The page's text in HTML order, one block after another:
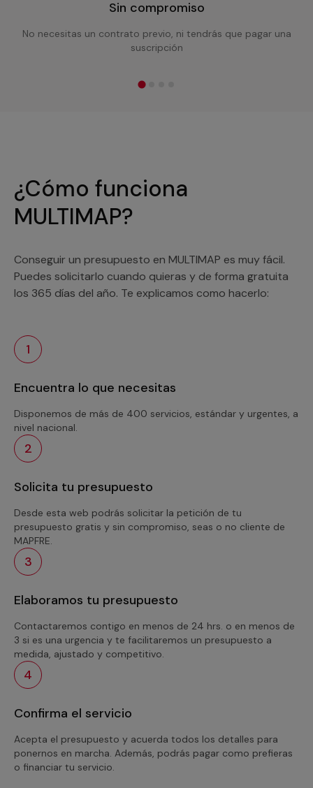
Sin compromiso
No necesitas un contrato previo, ni tendrás que pagar una
suscripción
¿Cómo funciona
MULTIMAP?
Conseguir un presupuesto en MULTIMAP es muy fácil.
Puedes solicitarlo cuando quieras y de forma gratuita
los 365 días del año. Te explicamos como hacerlo:
1
Encuentra lo que necesitas
Disponemos de más de 400 servicios, estándar y urgentes, a
nivel nacional.
2
Solicita tu presupuesto
Desde esta web podrás solicitar la petición de tu
presupuesto gratis y sin compromiso, seas o no cliente de
MAPFRE.
3
Elaboramos tu presupuesto
Contactaremos contigo en menos de 24 hrs. o en menos de
3 si es una urgencia y te facilitaremos un presupuesto a
medida, ajustado y competitivo.
4
Confirma el servicio
Acepta el presupuesto y acuerda todos los detalles para
ponernos en marcha. Además, podrás pagar como prefieras
o financiar tu servicio.